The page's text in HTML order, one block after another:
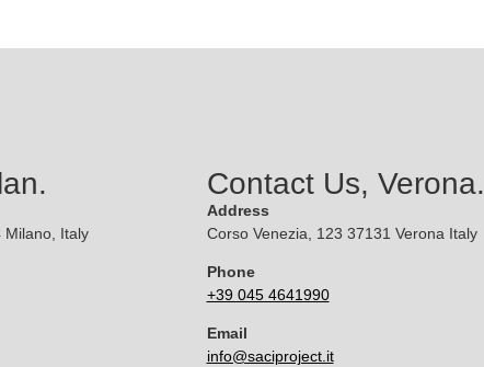
Milano, Italy
Contact Us, Verona.
Address
Corso Venezia, 123 37131 Verona Italy
Phone
+39 045 4641990
Email
info@saciproject.it